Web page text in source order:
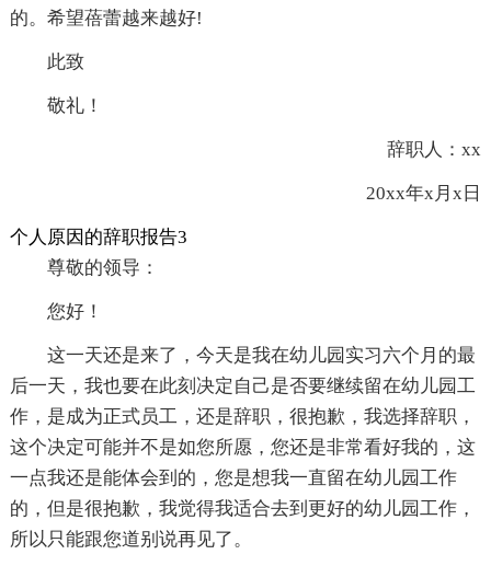
的。希望蓓蕾越来越好!
此致
敬礼！
辞职人：xx
20xx年x月x日
个人原因的辞职报告3
尊敬的领导：
您好！
这一天还是来了，今天是我在幼儿园实习六个月的最
后一天，我也要在此刻决定自己是否要继续留在幼儿园工
作，是成为正式员工，还是辞职，很抱歉，我选择辞职，
这个决定可能并不是如您所愿，您还是非常看好我的，这
一点我还是能体会到的，您是想我一直留在幼儿园工作
的，但是很抱歉，我觉得我适合去到更好的幼儿园工作，
所以只能跟您道别说再见了。